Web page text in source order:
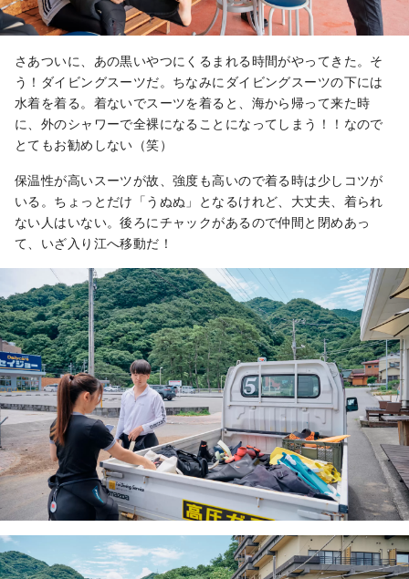
さあついに、あの黒いやつにくるまれる時間がやってきた。そ
う！ダイビングスーツだ。ちなみにダイビングスーツの下には
水着を着る。着ないでスーツを着ると、海から帰って来た時
に、外のシャワーで全裸になることになってしまう！！なので
とてもお勧めしない（笑）
保温性が高いスーツが故、強度も高いので着る時は少しコツが
いる。ちょっとだけ「うぬぬ」となるけれど、大丈夫、着られ
ない人はいない。後ろにチャックがあるので仲間と閉めあっ
て、いざ入り江へ移動だ！